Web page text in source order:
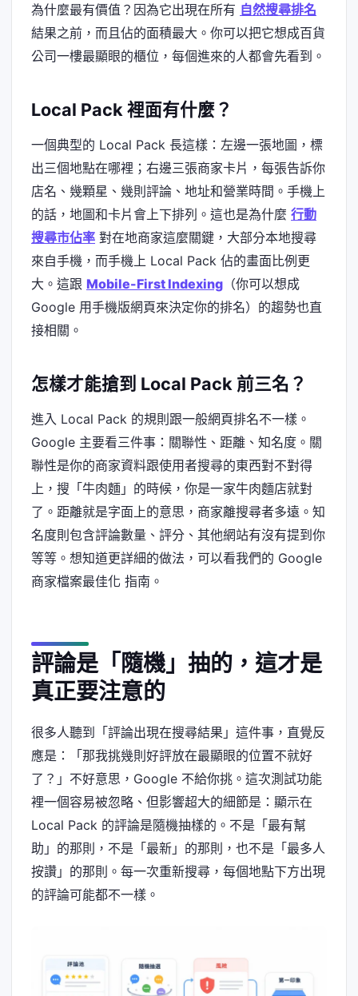
為什麼最有價值？因為它出現在所有 自然搜尋排名
結果之前，而且佔的面積最大。你可以把它想成百貨
公司一樓最顯眼的櫃位，每個進來的人都會先看到。
Local Pack 裡面有什麼？
一個典型的 Local Pack 長這樣：左邊一張地圖，標
出三個地點在哪裡；右邊三張商家卡片，每張告訴你
店名、幾顆星、幾則評論、地址和營業時間。手機上
的話，地圖和卡片會上下排列。這也是為什麼 行動
搜尋市佔率 對在地商家這麼關鍵，大部分本地搜尋
來自手機，而手機上 Local Pack 佔的畫面比例更
大。這跟 Mobile-First Indexing （你可以想成
Google 用手機版網頁來決定你的排名）的趨勢也直
接相關。
怎樣才能搶到 Local Pack 前三名？
進入 Local Pack 的規則跟一般網頁排名不一樣。
Google 主要看三件事：關聯性、距離、知名度。關
聯性是你的商家資料跟使用者搜尋的東西對不對得
上，搜「牛肉麵」的時候，你是一家牛肉麵店就對
了。距離就是字面上的意思，商家離搜尋者多遠。知
名度則包含評論數量、評分、其他網站有沒有提到你
等等。想知道更詳細的做法，可以看我們的 Google
商家檔案最佳化 指南。
評論是「隨機」抽的，這才是
真正要注意的
很多人聽到「評論出現在搜尋結果」這件事，直覺反
應是：「那我挑幾則好評放在最顯眼的位置不就好
了？」不好意思，Google 不給你挑。這次測試功能
裡一個容易被忽略、但影響超大的細節是：顯示在
Local Pack 的評論是隨機抽樣的。不是「最有幫
助」的那則，不是「最新」的那則，也不是「最多人
按讚」的那則。每一次重新搜尋，每個地點下方出現
的評論可能都不一樣。